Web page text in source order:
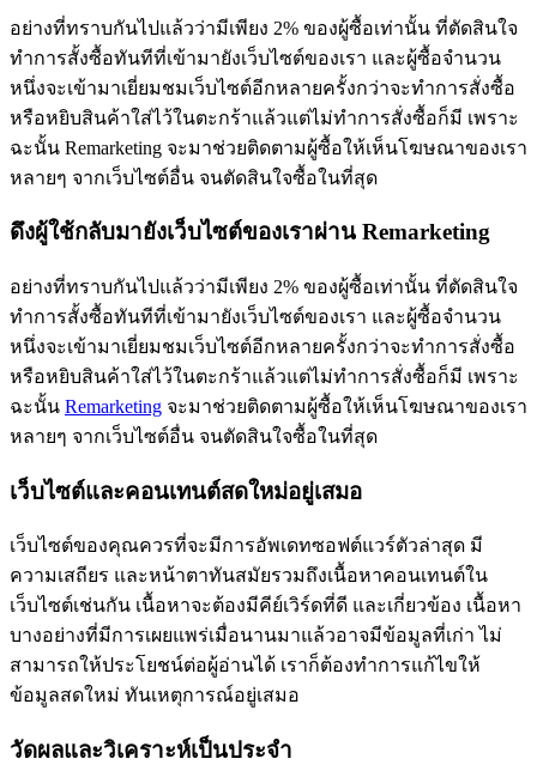
อย่างที่ทราบกันไปแล้วว่ามีเพียง 2% ของผู้ซื้อเท่านั้น ที่ตัดสินใจ
ทำการสั้งซื้อทันทีที่เข้ามายังเว็บไซต์ของเรา และผู้ซื้อจำนวน
หนึ่งจะเข้ามาเยี่ยมชมเว็บไซต์อีกหลายครั้งกว่าจะทำการสั่งซื้อ
หรือหยิบสินค้าใส่ไว้ในตะกร้าแล้วแต่ไม่ทำการสั่งซื้อก็มี เพราะ
ฉะนั้น Remarketing จะมาช่วยติดตามผู้ซื้อให้เห็นโฆษณาของเรา
หลายๆ จากเว็บไซต์อื่น จนตัดสินใจซื้อในที่สุด
ดึงผู้ใช้กลับมายังเว็บไซต์ของเราผ่าน Remarketing
อย่างที่ทราบกันไปแล้วว่ามีเพียง 2% ของผู้ซื้อเท่านั้น ที่ตัดสินใจ
ทำการสั้งซื้อทันทีที่เข้ามายังเว็บไซต์ของเรา และผู้ซื้อจำนวน
หนึ่งจะเข้ามาเยี่ยมชมเว็บไซต์อีกหลายครั้งกว่าจะทำการสั่งซื้อ
หรือหยิบสินค้าใส่ไว้ในตะกร้าแล้วแต่ไม่ทำการสั่งซื้อก็มี เพราะ
ฉะนั้น Remarketing จะมาช่วยติดตามผู้ซื้อให้เห็นโฆษณาของเรา
หลายๆ จากเว็บไซต์อื่น จนตัดสินใจซื้อในที่สุด
เว็บไซต์และคอนเทนต์สดใหม่อยู่เสมอ
เว็บไซต์ของคุณควรที่จะมีการอัพเดทซอฟต์แวร์ตัวล่าสุด มี
ความเสถียร และหน้าตาทันสมัยรวมถึงเนื้อหาคอนเทนต์ใน
เว็บไซต์เช่นกัน เนื้อหาจะต้องมีคีย์เวิร์ดที่ดี และเกี่ยวข้อง เนื้อหา
บางอย่างที่มีการเผยแพร่เมื่อนานมาแล้วอาจมีข้อมูลที่เก่า ไม่
สามารถให้ประโยชน์ต่อผู้อ่านได้ เราก็ต้องทำการแก้ไขให้
ข้อมูลสดใหม่ ทันเหตุการณ์อยู่เสมอ
วัดผลและวิเคราะห์เป็นประจำ